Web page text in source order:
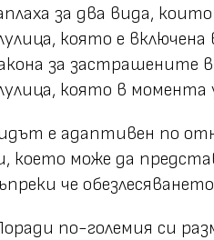
за два вида,
която е
за застрашените
която в
е адаптивен по
което може да
че
по-големия си